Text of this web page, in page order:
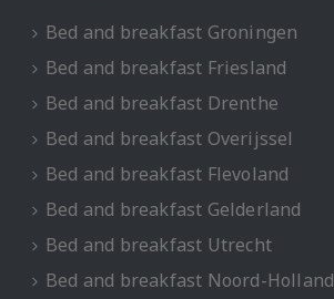
Bed and breakfast Groningen
Bed and breakfast Friesland
Bed and breakfast Drenthe
Bed and breakfast Overijssel
Bed and breakfast Flevoland
Bed and breakfast Gelderland
Bed and breakfast Utrecht
Bed and breakfast Noord-Holland